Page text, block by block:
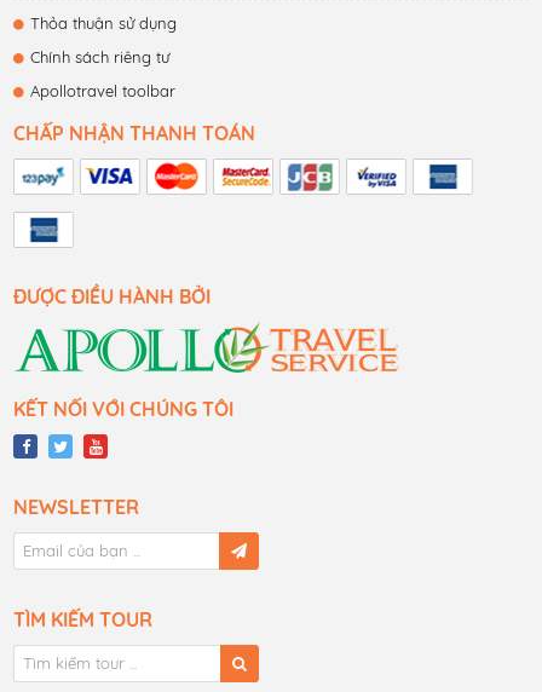
Thỏa thuận sử dụng
Chính sách riêng tư
Apollotravel toolbar
CHẤP NHẬN THANH TOÁN
ĐƯỢC ĐIỀU HÀNH BỞI
KẾT NỐI VỚI CHÚNG TÔI
NEWSLETTER
TÌM KIẾM TOUR